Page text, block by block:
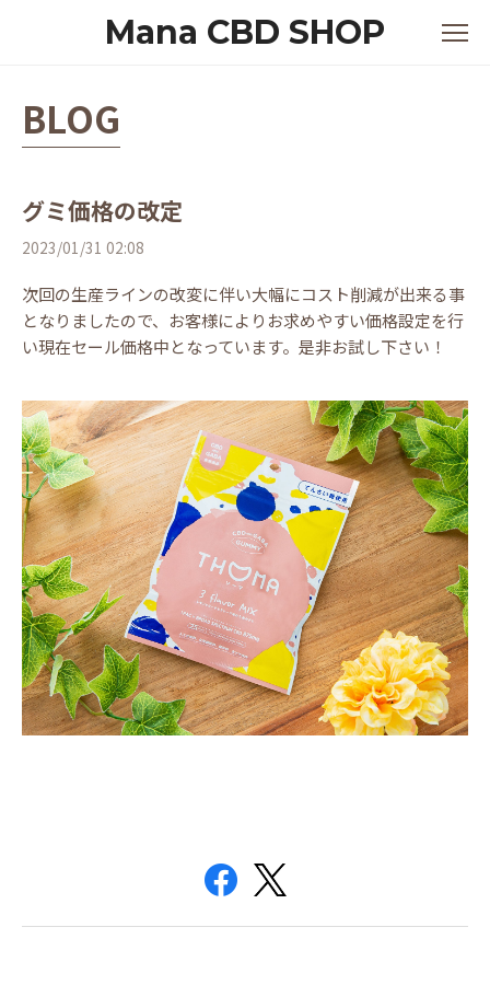
Mana CBD SHOP
BLOG
グミ価格の改定
2023/01/31 02:08
次回の生産ラインの改変に伴い大幅にコスト削減が出来る事
となりましたので、お客様によりお求めやすい価格設定を行
い現在セール価格中となっています。是非お試し下さい！